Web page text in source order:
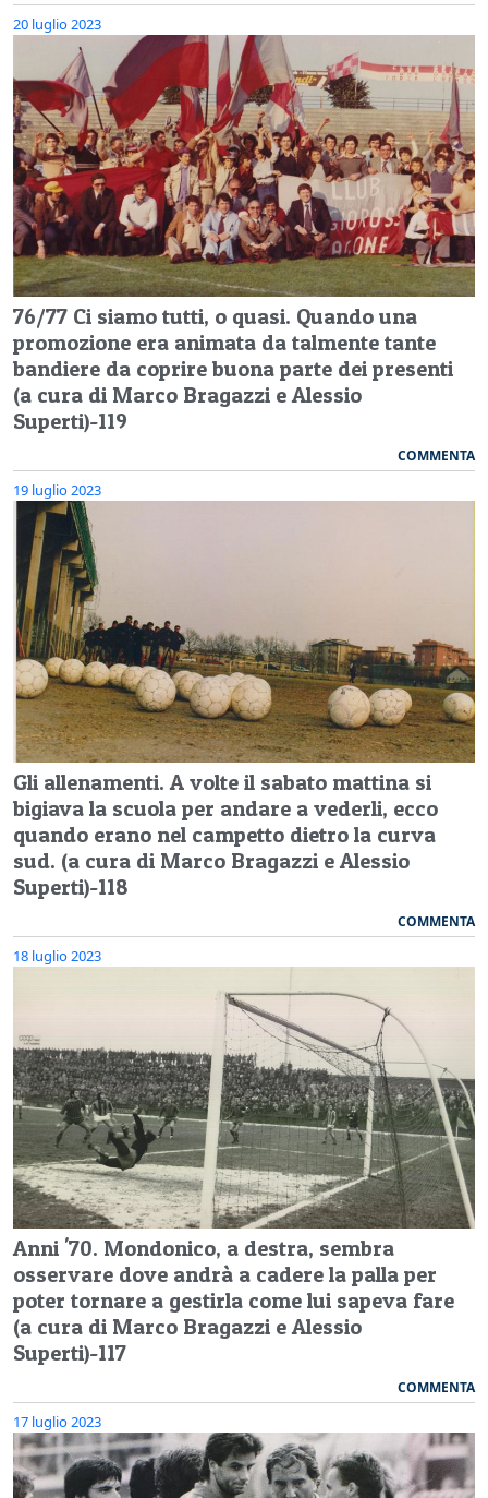
20 luglio 2023
76/77 Ci siamo tutti, o quasi. Quando una
promozione era animata da talmente tante
bandiere da coprire buona parte dei presenti
(a cura di Marco Bragazzi e Alessio
Superti)-119
COMMENTA
19 luglio 2023
Gli allenamenti. A volte il sabato mattina si
bigiava la scuola per andare a vederli, ecco
quando erano nel campetto dietro la curva
sud. (a cura di Marco Bragazzi e Alessio
Superti)-118
COMMENTA
18 luglio 2023
Anni '70. Mondonico, a destra, sembra
osservare dove andrà a cadere la palla per
poter tornare a gestirla come lui sapeva fare
(a cura di Marco Bragazzi e Alessio
Superti)-117
COMMENTA
17 luglio 2023